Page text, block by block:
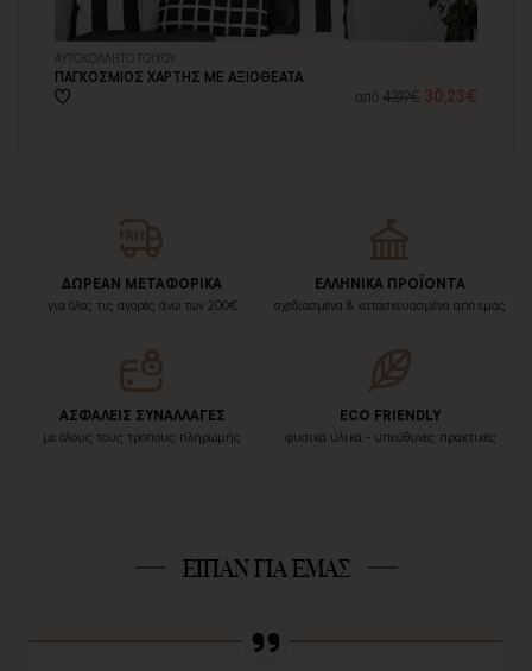
ΑΥΤΟΚΟΛΛΗΤΟ ΤΟΙΧΟΥ
ΠΑΓΚΟΣΜΙΟΣ ΧΑΡΤΗΣ ΜΕ ΑΞΙΟΘΕΑΤΑ
από43,19€ 30,23€
ΔΩΡΕΑΝ ΜΕΤΑΦΟΡΙΚΑ
για όλες τις αγορές άνω των 200€
ΕΛΛΗΝΙΚΑ ΠΡΟΪΟΝΤΑ
σχεδιασμένα & κατασκευασμένα από εμάς
ΑΣΦΑΛΕΙΣ ΣΥΝΑΛΛΑΓΕΣ
με όλους τους τρόπους πληρωμής
ECO FRIENDLY
φυσικά υλικά - υπεύθυνες πρακτικές
ΕΙΠΑΝ ΓΙΑ ΕΜΑΣ